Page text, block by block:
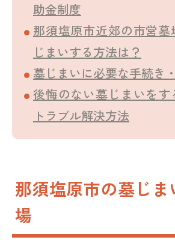
助金制度
那須塩原市近郊の市営
じまいする方法は？
墓じまいに必要な手続き
後悔のない墓じまいをす
トラブル解決方法
那須塩原市の墓じま
場